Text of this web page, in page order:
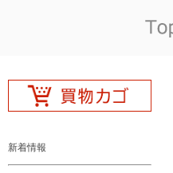
新着情報